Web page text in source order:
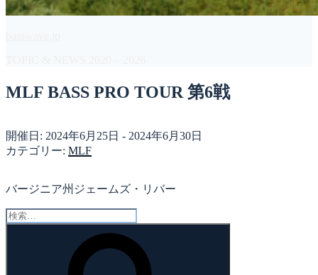
MLF BASS PRO TOUR 第6戦
開催日: 2024年6月25日 - 2024年6月30日
カテゴリー: MLF
バージニア州ジェームズ・リバー
検